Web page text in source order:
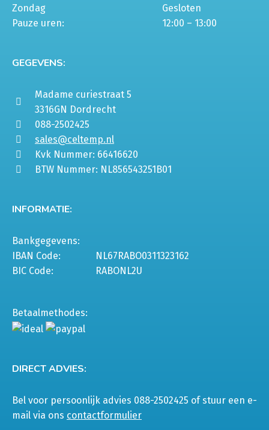
Zondag
Gesloten
Pauze uren:
12:00 – 13:00
GEGEVENS:
Madame curiestraat 5
3316GN Dordrecht
088-2502425
sales@celtemp.nl
Kvk Nummer: 66416620
BTW Nummer: NL856543251B01
INFORMATIE:
Bankgegevens:
IBAN Code:
NL67RABO0311323162
BIC Code:
RABONL2U
Betaalmethodes:
DIRECT ADVIES:
Bel voor persoonlijk advies 088-2502425 of stuur een e-
mail via ons contactformulier